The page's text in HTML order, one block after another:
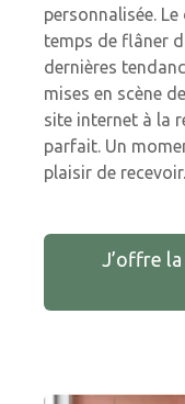
personnalisée.
temps de flâner
dernières
mises en scène
site internet à la
parfait. Un
plaisir de recevoir.
J’offre